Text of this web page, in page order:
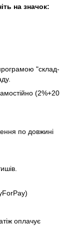
на значок:
"склад-
(2%+20
по довжині
оплачує